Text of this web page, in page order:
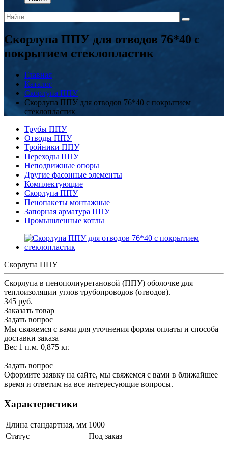
Скорлупа ППУ для отводов 76*40 с
покрытием стеклопластик
Главная
Каталог
Скорлупа ППУ
Скорлупа ППУ для отводов 76*40 с покрытием
стеклопластик
Трубы ППУ
Отводы ППУ
Тройники ППУ
Переходы ППУ
Неподвижные опоры
Другие фасонные элементы
Комплектующие
Скорлупа ППУ
Пенопакеты монтажные
Запорная арматура ППУ
Промышленные котлы
Скорлупа ППУ
Скорлупа в пенополиуретановой (ППУ) оболочке для
теплоизоляции углов трубопроводов (отводов).
345 руб.
Заказать товар
Задать вопрос
Мы свяжемся с вами для уточнения формы оплаты и способа
доставки заказа
Вес 1 п.м. 0,875 кг.
Задать вопрос
Оформите заявку на сайте, мы свяжемся с вами в ближайшее
время и ответим на все интересующие вопросы.
Характеристики
Длина стандартная, мм 1000
Статус
Под заказ